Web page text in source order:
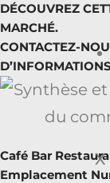
X
DÉCOUVREZ
MARCHÉ.
CONTACTEZ-
Café Bar
Emplacement